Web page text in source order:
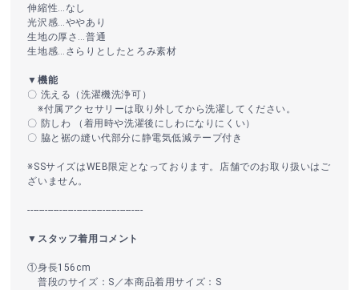
伸縮性…なし
光沢感…ややあり
生地の厚さ…普通
生地感…さらりとしたとろみ素材
▼機能
〇 洗える（洗濯機洗浄可）
※付属アクセサリーは取り外してから洗濯してください。
〇 防しわ （着用時や洗濯後にしわになりにくい）
〇 脇と裾の縫い代部分に静電気低減テープ付き
※SSサイズはWEB限定となっております。店舗でのお取り扱いはご
ざいません。
----------------------------------------
▼スタッフ着用コメント
①身長156cm
普段のサイズ：S／本商品着用サイズ：S